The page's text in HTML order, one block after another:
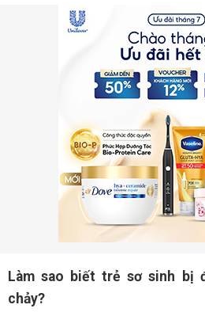
Làm sao biết trẻ sơ sinh bị
chảy?